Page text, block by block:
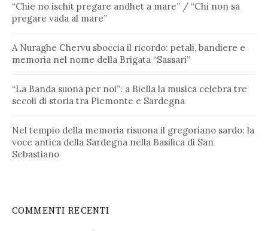
“Chie no ischit pregare andhet a mare” / “Chi non sa
pregare vada al mare”
A Nuraghe Chervu sboccia il ricordo: petali, bandiere e
memoria nel nome della Brigata “Sassari”
“La Banda suona per noi”: a Biella la musica celebra tre
secoli di storia tra Piemonte e Sardegna
Nel tempio della memoria risuona il gregoriano sardo: la
voce antica della Sardegna nella Basilica di San
Sebastiano
COMMENTI RECENTI